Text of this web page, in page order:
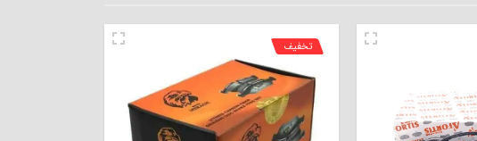
تخفیف